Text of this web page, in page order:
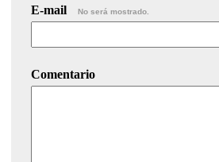
E-mail No será mostrado.
Comentario